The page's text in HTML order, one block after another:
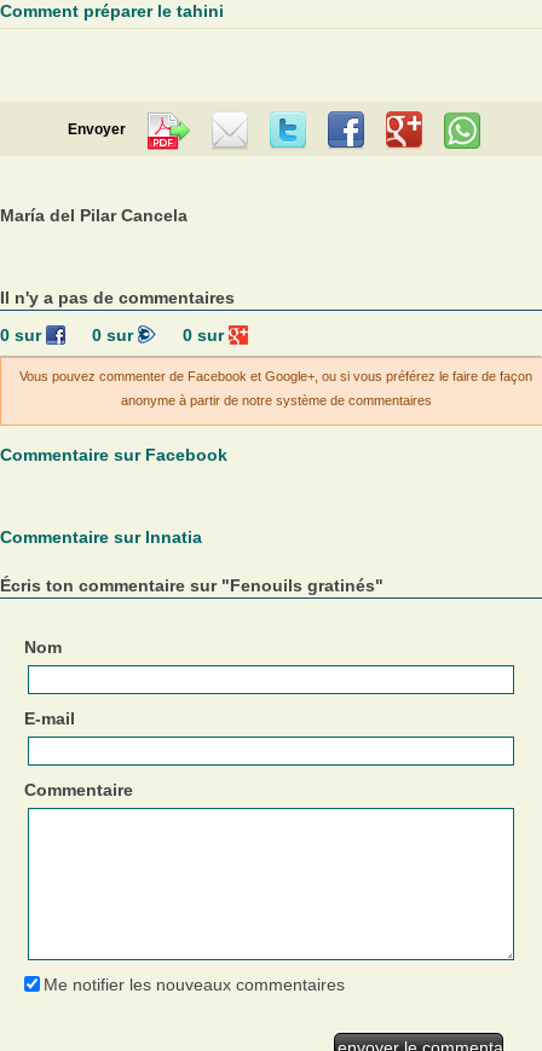
Comment préparer le tahini
Envoyer
María del Pilar Cancela
Il n'y a pas de commentaires
0sur 0sur 0 sur
Vous pouvez commenter de Facebook et Google+, ou si vous préférez le faire de façon
anonyme à partir de notre système de commentaires
Commentaire sur Facebook
Commentaire sur Innatia
Écris ton commentaire sur "Fenouils gratinés"
Nom
E-mail
Commentaire
Me notifier les nouveaux commentaires